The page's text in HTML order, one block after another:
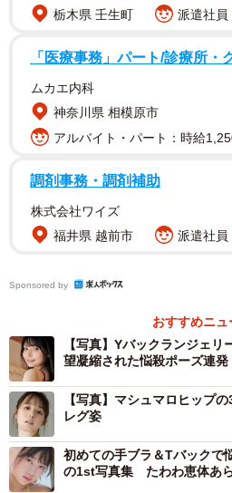
の活動を経て2025年9月30日をも
栃木県 壬生町
派遣社員
「医療事務」パート/診療所・
ムカエ内科
神奈川県 相模原市
アルバイト・パート：時給
調剤事務・調剤補助
株式会社ワイズ
福井県 越前市
派遣社員
Sponsored by
おすすめニュ
【写真】Yバックランジェ
望凝縮された悩殺ポーズ連
【写真】マシュマロヒップ
レグ姿
初めての手ブラ＆Tバック
の1st写真集 たわわ恵体あ